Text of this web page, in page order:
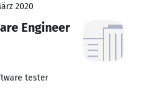
2020
Engineer
tester